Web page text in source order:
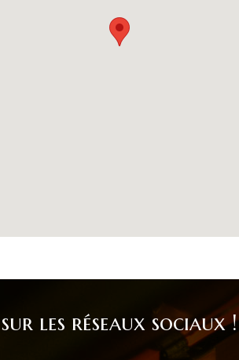
les réseaux sociaux !